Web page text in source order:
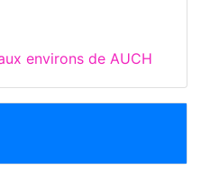
environs de AUCH